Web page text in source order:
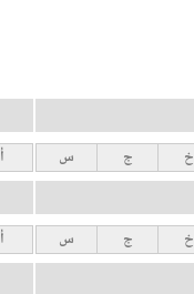
خ ج س أ
خ ج س أ